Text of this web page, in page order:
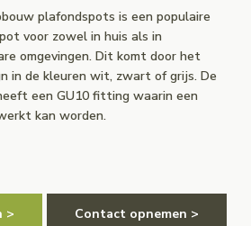
plafondspots is een populaire
voor zowel in huis als in
omgevingen. Dit komt door het
in de kleuren wit, zwart of grijs. De
een GU10 fitting waarin een
kan worden.
>
Contact opnemen >